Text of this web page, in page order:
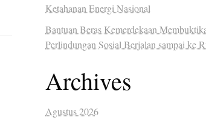
Ketahanan Energi Nasional
Bantuan Beras Kemerdekaan
Perlindungan Sosial Berjalan sampai ke
Archives
Agustus 2026